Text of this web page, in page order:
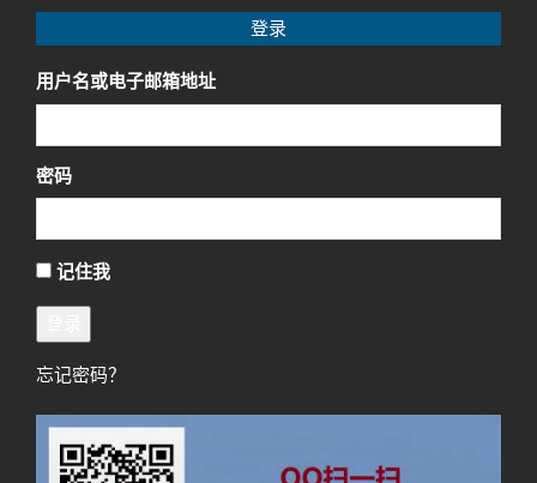
登录
用户名或电子邮箱地址
密码
记住我
忘记密码？